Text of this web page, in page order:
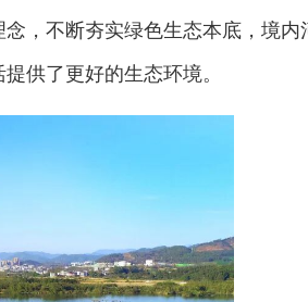
，不断夯实绿色生态本底，境内
供了更好的生态环境。